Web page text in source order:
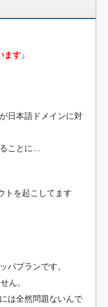
ます』
日本語ドメインに対
ことに…
トを起こしてます
パプランです。
ん。
は全然問題ないんで